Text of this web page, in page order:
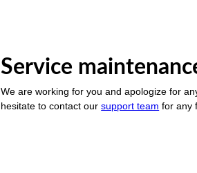
Service
We are working for you and apologize for
hesitate to contact oursupport team for any